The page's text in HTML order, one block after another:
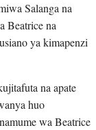
Salanga na
Beatrice na
ya kimapenzi
na apate
huo
wa Beatrice